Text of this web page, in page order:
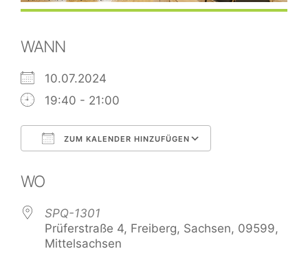
WANN
10.07.2024
19:40 - 21:00
ZUM KALENDER HINZUFÜGEN
WO
SPQ-1301
Prüferstraße 4, Freiberg, Sachsen, 09599,
Mittelsachsen